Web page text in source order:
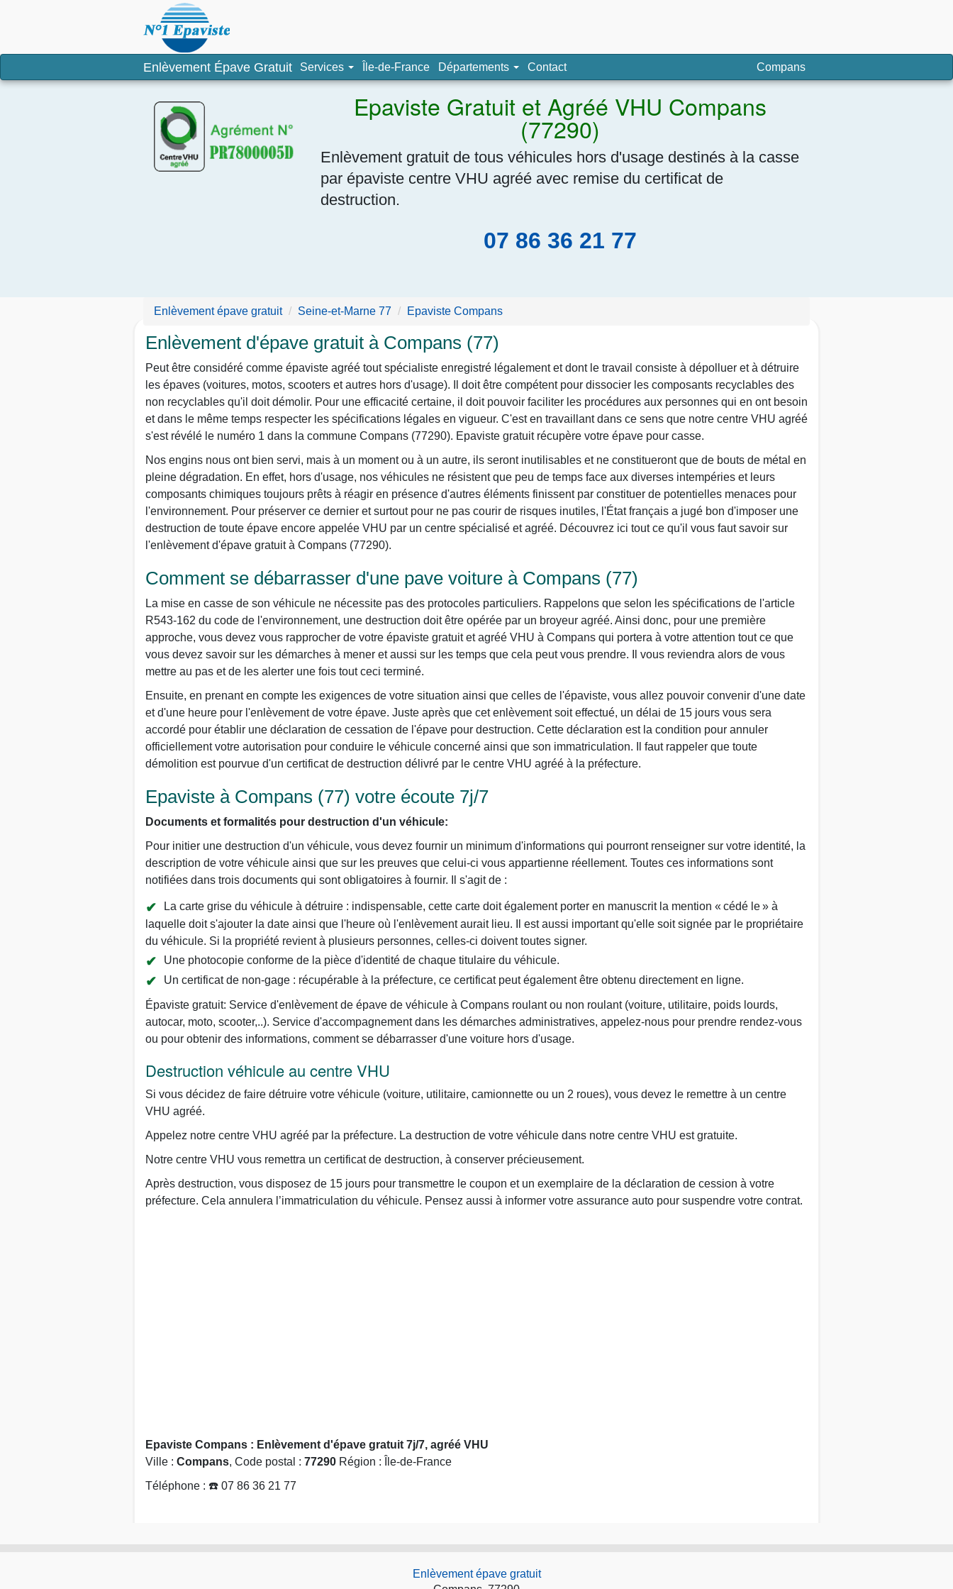
Enlèvement Épave Gratuit Services Île-de-France Départements
Navigation
Contact Compans
Epaviste Gratuit et Agréé VHU Compans
(77290)
Enlèvement gratuit de tous véhicules hors d'usage destinés à la casse
par épaviste centre VHU agréé avec remise du certificat de
destruction.
07 86 36 21 77
Enlèvement épave gratuit Seine-et-Marne 77 Epaviste Compans
Enlèvement d'épave gratuit à Compans (77)
Peut être considéré comme épaviste agréé tout spécialiste enregistré légalement et dont le travail consiste à dépolluer et à détruire
les épaves (voitures, motos, scooters et autres hors d'usage). Il doit être compétent pour dissocier les composants recyclables des
non recyclables qu'il doit démolir. Pour une efficacité certaine, il doit pouvoir faciliter les procédures aux personnes qui en ont besoin
et dans le même temps respecter les spécifications légales en vigueur. C'est en travaillant dans ce sens que notre centre VHU agréé
s'est révélé le numéro 1 dans la commune Compans (77290). Epaviste gratuit récupère votre épave pour casse.
Nos engins nous ont bien servi, mais à un moment ou à un autre, ils seront inutilisables et ne constitueront que de bouts de métal en
pleine dégradation. En effet, hors d'usage, nos véhicules ne résistent que peu de temps face aux diverses intempéries et leurs
composants chimiques toujours prêts à réagir en présence d'autres éléments finissent par constituer de potentielles menaces pour
l'environnement. Pour préserver ce dernier et surtout pour ne pas courir de risques inutiles, l'État français a jugé bon d'imposer une
destruction de toute épave encore appelée VHU par un centre spécialisé et agréé. Découvrez ici tout ce qu'il vous faut savoir sur
l'enlèvement d'épave gratuit à Compans (77290).
Comment se débarrasser d'une pave voiture à Compans (77)
La mise en casse de son véhicule ne nécessite pas des protocoles particuliers. Rappelons que selon les spécifications de l'article
R543-162 du code de l'environnement, une destruction doit être opérée par un broyeur agréé. Ainsi donc, pour une première
approche, vous devez vous rapprocher de votre épaviste gratuit et agréé VHU à Compans qui portera à votre attention tout ce que
vous devez savoir sur les démarches à mener et aussi sur les temps que cela peut vous prendre. Il vous reviendra alors de vous
mettre au pas et de les alerter une fois tout ceci terminé.
Ensuite, en prenant en compte les exigences de votre situation ainsi que celles de l'épaviste, vous allez pouvoir convenir d'une date
et d'une heure pour l'enlèvement de votre épave. Juste après que cet enlèvement soit effectué, un délai de 15 jours vous sera
accordé pour établir une déclaration de cessation de l'épave pour destruction. Cette déclaration est la condition pour annuler
officiellement votre autorisation pour conduire le véhicule concerné ainsi que son immatriculation. Il faut rappeler que toute
démolition est pourvue d'un certificat de destruction délivré par le centre VHU agréé à la préfecture.
Epaviste à Compans (77) votre écoute 7j/7
Documents et formalités pour destruction d'un véhicule:
Pour initier une destruction d'un véhicule, vous devez fournir un minimum d'informations qui pourront renseigner sur votre identité, la
description de votre véhicule ainsi que sur les preuves que celui-ci vous appartienne réellement. Toutes ces informations sont
notifiées dans trois documents qui sont obligatoires à fournir. Il s'agit de :
La carte grise du véhicule à détruire : indispensable, cette carte doit également porter en manuscrit la mention « cédé le » à
laquelle doit s'ajouter la date ainsi que l'heure où l'enlèvement aurait lieu. Il est aussi important qu'elle soit signée par le propriétaire
du véhicule. Si la propriété revient à plusieurs personnes, celles-ci doivent toutes signer.
Une photocopie conforme de la pièce d'identité de chaque titulaire du véhicule.
Un certificat de non-gage : récupérable à la préfecture, ce certificat peut également être obtenu directement en ligne.
Épaviste gratuit: Service d'enlèvement de épave de véhicule à Compans roulant ou non roulant (voiture, utilitaire, poids lourds,
autocar, moto, scooter,..). Service d'accompagnement dans les démarches administratives, appelez-nous pour prendre rendez-vous
ou pour obtenir des informations, comment se débarrasser d'une voiture hors d'usage.
Destruction véhicule au centre VHU
Si vous décidez de faire détruire votre véhicule (voiture, utilitaire, camionnette ou un 2 roues), vous devez le remettre à un centre
VHU agréé.
Appelez notre centre VHU agréé par la préfecture. La destruction de votre véhicule dans notre centre VHU est gratuite.
Notre centre VHU vous remettra un certificat de destruction, à conserver précieusement.
Après destruction, vous disposez de 15 jours pour transmettre le coupon et un exemplaire de la déclaration de cession à votre
préfecture. Cela annulera l’immatriculation du véhicule. Pensez aussi à informer votre assurance auto pour suspendre votre contrat.
Epaviste Compans : Enlèvement d'épave gratuit 7j/7, agréé VHU
Ville : Compans, Code postal : 77290 Région : Île-de-France
Téléphone : ☎️ 07 86 36 21 77
Enlèvement épave gratuit